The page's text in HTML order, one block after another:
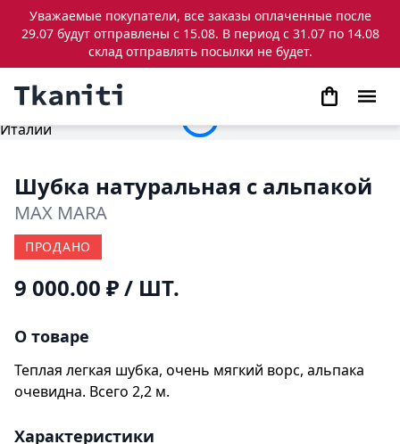
Уважаемые покупатели, все заказы оплаченные после
29.07 будут отправлены с 15.08. В период с 31.07 по 14.08
склад отправлять посылки не будет.
Шубка натуральная с альпакой
MAX MARA
ПРОДАНО
9 000.00 ₽/ ШТ.
О товаре
Теплая легкая шубка, очень мягкий ворс, альпака
очевидна. Всего 2,2 м.
Характеристики